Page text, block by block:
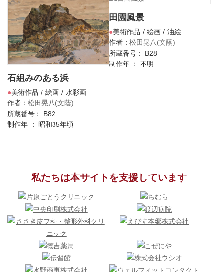
石組みのある浜
美術作品 絵画
水彩画
作者： 松田晃八(文蔭)
所蔵番号： B82
制作年 ： 昭和35年頃
田園風景
美術作品 絵画
油絵
作者： 松田晃八(文蔭)
所蔵番号： B28
制作年 ： 不明
私たちは本サイトを支援しています